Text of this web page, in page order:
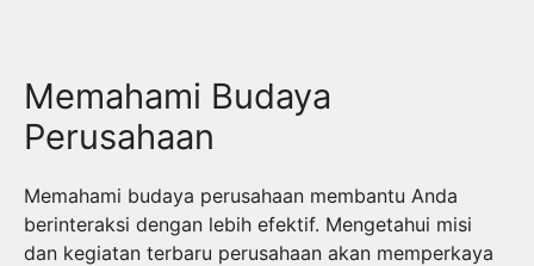
Memahami Budaya
Perusahaan
Memahami budaya perusahaan membantu Anda
berinteraksi dengan lebih efektif. Mengetahui misi
dan kegiatan terbaru perusahaan akan memperkaya